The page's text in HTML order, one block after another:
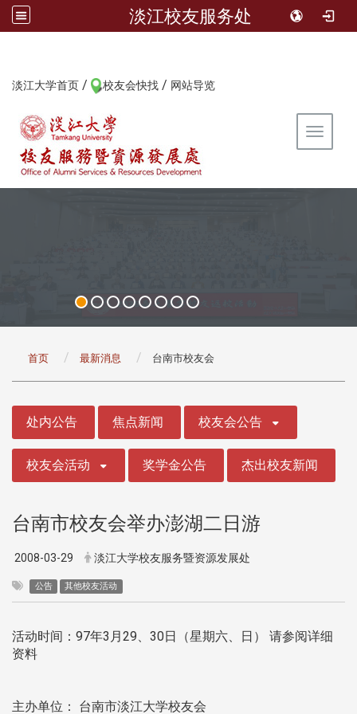
淡江校友服务处
淡江大学首页 / 校友会快找 / 网站导览
Toggle
首页 最新消息 台南市校友会
处内公告 焦点新闻 校友会公告
校友会活动 奖学金公告 杰出校友新闻
台南市校友会举办澎湖二日游
2008-03-29 淡江大学校友服务暨资源发展处
公告 其他校友活动
活动时间：97年3月29、30日（星期六、日） 请参阅详细
资料
主办单位： 台南市淡江大学校友会